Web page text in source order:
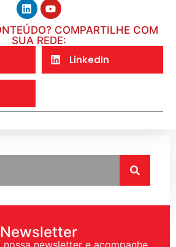
COMPARTILHE COM
SUA REDE:
LinkedIn
Newsletter